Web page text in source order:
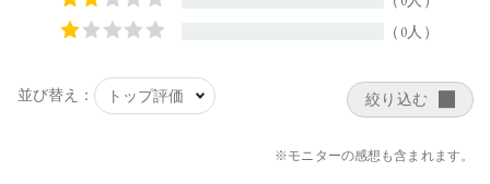
ださい。
紅先を2～3㎜ほどくり出してお使いください。長く出し過ぎ
【内容量】